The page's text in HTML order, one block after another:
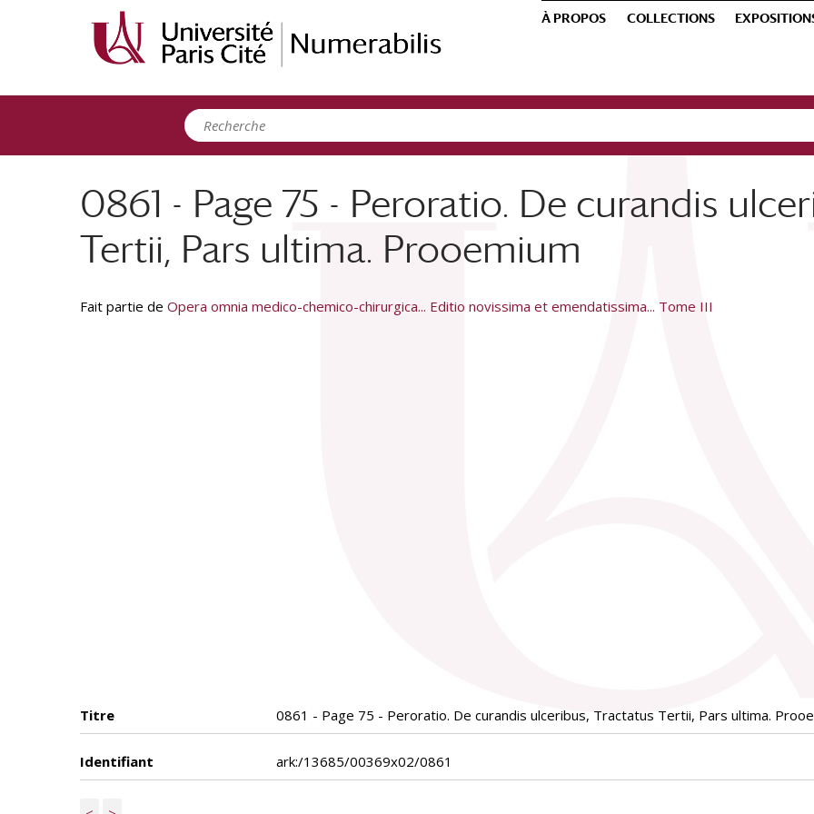
À PROPOS COLLECTIONS
0861 - Page 75 - Peroratio. De curandis
Tertii, Pars ultima. Prooemium
Fait partie de Opera omnia medico-chemico-chirurgica... Editio novissima et emendatissima... Tome III
Titre 0861 - Page 75 - Peroratio. De curandis ulceribus, Tractatus Tertii, Pars ultima.
Identifiant ark:/13685/00369x02/0861
Panneau de gestion des cookies